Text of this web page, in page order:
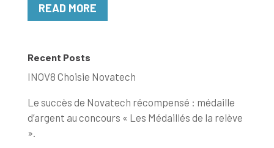
READ MORE
Recent Posts
INOV8 Choisie Novatech
Le succès de Novatech récompensé : médaille
d’argent au concours « Les Médaillés de la relève
».